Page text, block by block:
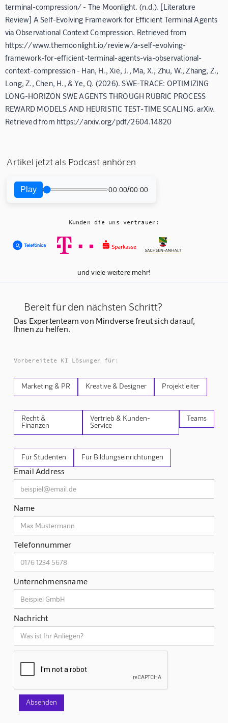
terminal-compression/ - The Moonlight. (n.d.). [Literature
Review] A Self-Evolving Framework for Efficient Terminal Agents
via Observational Context Compression. Retrieved from
https://www.themoonlight.io/review/a-self-evolving-
framework-for-efficient-terminal-agents-via-observational-
context-compression - Han, H., Xie, J., Ma, X., Zhu, W., Zhang, Z.,
Long, Z., Chen, H., & Ye, Q. (2026). SWE-TRACE: OPTIMIZING
LONG-HORIZON SWE AGENTS THROUGH RUBRIC PROCESS
REWARD MODELS AND HEURISTIC TEST-TIME SCALING. arXiv.
Retrieved from https://arxiv.org/pdf/2604.14820
Artikel jetzt als Podcast anhören
Play 00:00/00:00
Kunden die uns vertrauen:
und viele weitere mehr!
Bereit für den nächsten Schritt?
Das Expertenteam von Mindverse freut sich darauf,
Ihnen zu helfen.
Vorbereitete KI Lösungen für:
Marketing & PR Kreative & Designer Projektleiter
Recht &
Finanzen
Vertrieb & Kunden-
Service
Teams
Für Studenten Für Bildungseinrichtungen
Email Address
Name
Telefonnummer
Unternehmensname
Nachricht